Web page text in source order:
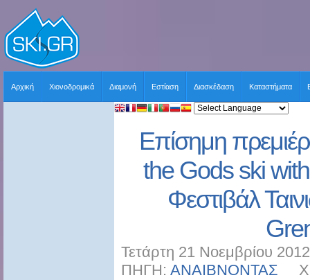
Αρχική Χιονοδρομικά Διαμονή Εστίαση Διασκέδαση Καταστήματα
Επίσημη
the Gods ski with
Φεστιβάλ
Τετάρτη 21 Νοεμβρίου
ΠΗΓΗ: ΑΝΑΙΒΝΟΝΤΑΣ